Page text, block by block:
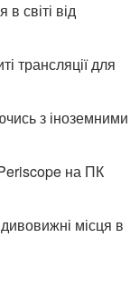
світі від
трансляції для
з іноземними
на ПК
місця в